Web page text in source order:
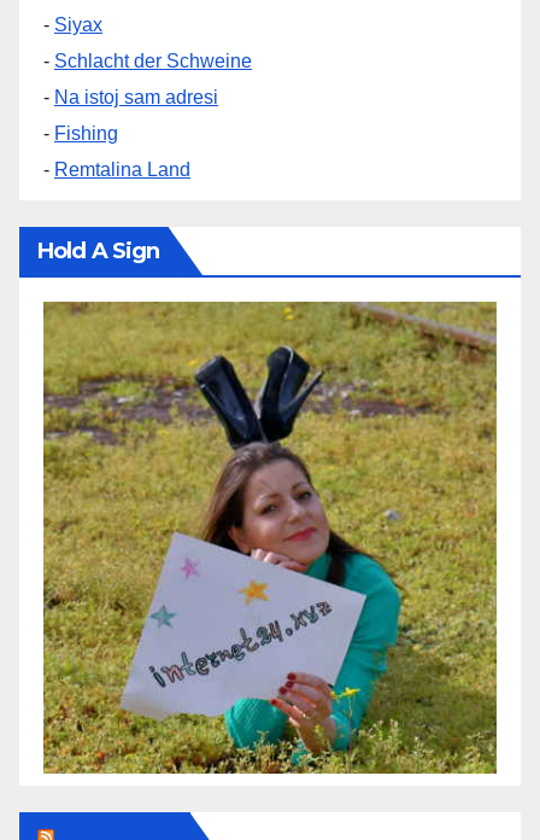
- Siyax
- Schlacht der Schweine
- Na istoj sam adresi
- Fishing
- Remtalina Land
Hold A Sign